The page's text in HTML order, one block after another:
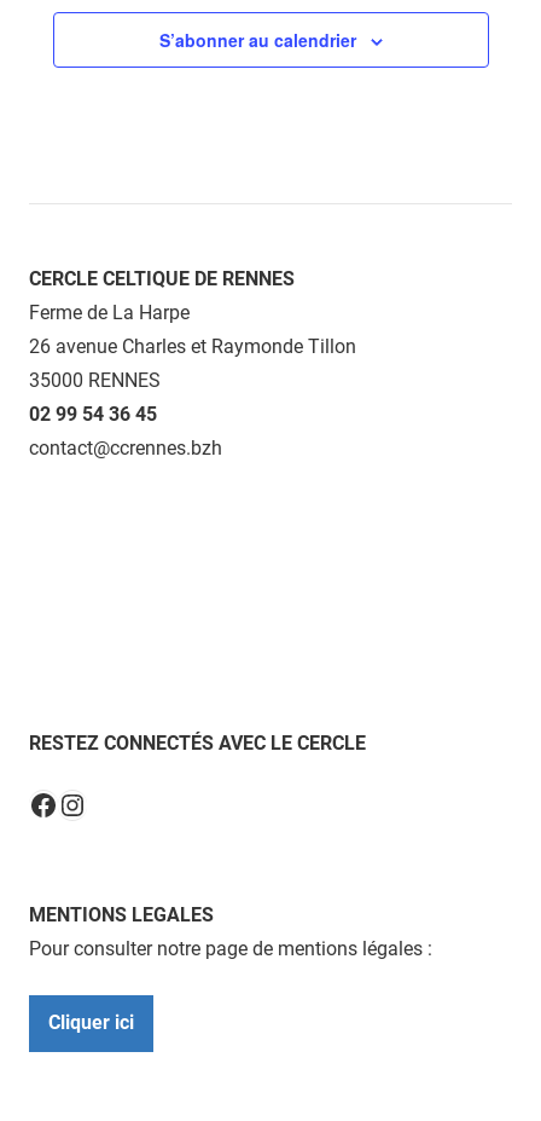
S’abonner au calendrier
CERCLE CELTIQUE DE RENNES
Ferme de La Harpe
26 avenue Charles et Raymonde Tillon
35000 RENNES
02 99 54 36 45
contact@ccrennes.bzh
RESTEZ CONNECTÉS AVEC LE CERCLE
Facebook
Instagram
MENTIONS LEGALES
Pour consulter notre page de mentions légales :
Cliquer ici